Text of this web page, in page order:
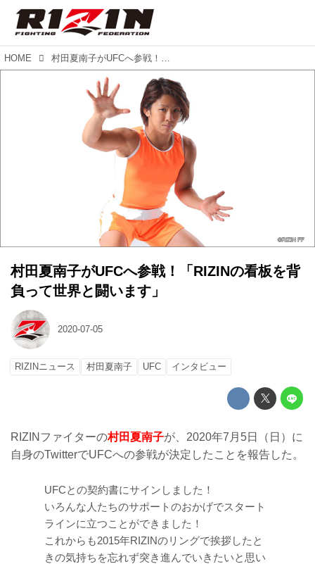
HOME 村田夏南子がUFCへ参戦！「RIZINの看板を背負って世界と闘います」
村田夏南子がUFCへ参戦！「RIZINの看板を背
負って世界と闘います」
2020-07-05
RIZINニュース 村田夏南子 UFC インタビュー
RIZINファイターの村田夏南子が、2020年7月5日（日）に
自身のTwitterでUFCへの参戦が決定したことを報告した。
UFCとの契約書にサインしました！
いろんな人たちのサポートのおかげでスタート
ラインに立つことができました！
これからも2015年RIZINのリングで挨拶したと
きの気持ちを忘れず突き進んでいきたいと思い